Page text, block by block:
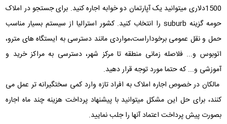
1500دلاری میتوانید یک آپارتمان دو خوابه اجاره کنید. برای جستجو در املاک
حومه گزینه suburb را انتخاب کنید. کشور استرالیا از سیستم بسیار مناسب
حمل و نقل عمومی برخوداراست،مواردی مانند دسترسی به ایستگاه های مترو،
اتوبوس و... فلاصله زمانی منطقه تا مرکز شهر، دسترسی به مراکز خرید و
آموزشی و... که حتما مورد توجه قرار دهید.
مالکان در خصوص اجاره املاک به افراد تازه وارد کمی سختگیرانه تر عمل می
کنند، برای حل این مشکل میتوانید با پیشنهاد پرداخت هزینه چند ماه اجاره
بصورت پیش پرداخت اعتماد آنها را جلب نمایید.